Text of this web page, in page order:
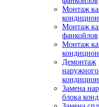
Монтаж
Монтаж
фанкойлов
Монтаж
Демонтаж
Замена
блока